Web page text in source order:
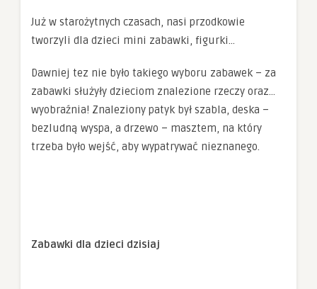
Już w starożytnych czasach, nasi przodkowie
tworzyli dla dzieci mini zabawki, figurki…
Dawniej tez nie było takiego wyboru zabawek – za
zabawki służyły dzieciom znalezione rzeczy oraz…
wyobraźnia! Znaleziony patyk był szabla, deska –
bezludną wyspa, a drzewo – masztem, na który
trzeba było wejść, aby wypatrywać nieznanego.
Zabawki dla dzieci dzisiaj